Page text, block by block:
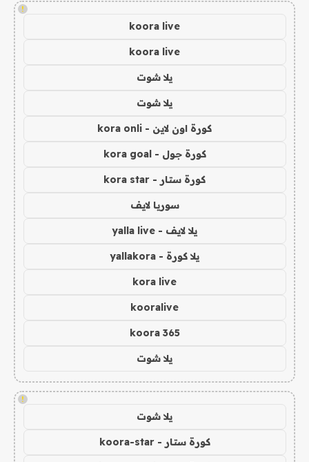
!
koora live
koora live
يلا شوت
يلا شوت
كورة اون لاين - kora onli
كورة جول - kora goal
كورة ستار - kora star
سوريا لايف
يلا لايف - yalla live
يلا كورة - yallakora
kora live
kooralive
koora 365
يلا شوت
!
يلا شوت
كورة ستار - koora-star